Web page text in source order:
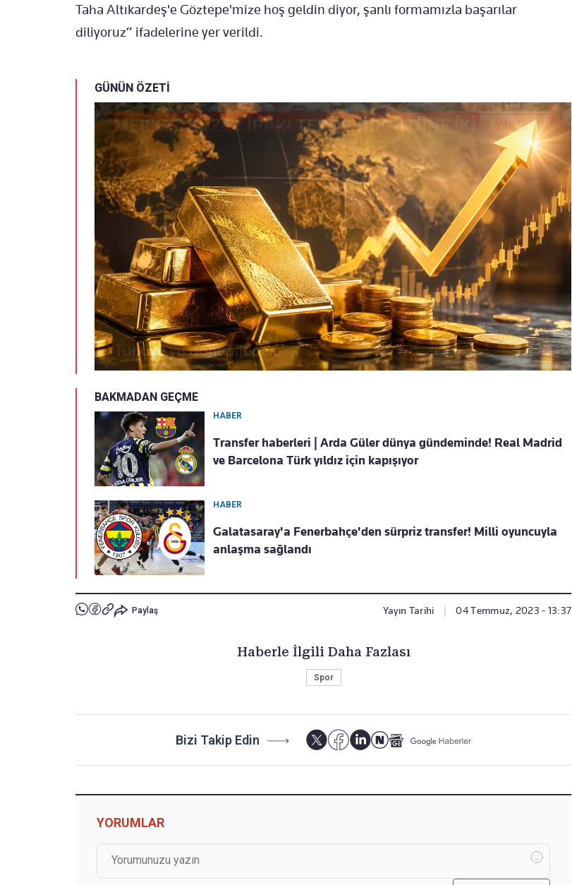
Taha Altıkardeş'e Göztepe'mize hoş geldin diyor, şanlı formamızla başarılar
diliyoruz” ifadelerine yer verildi.
GÜNÜN ÖZETİ
BAKMADAN GEÇME
HABER
Transfer haberleri | Arda Güler dünya gündeminde! Real Madrid
ve Barcelona Türk yıldız için kapışıyor
HABER
Galatasaray'a Fenerbahçe'den sürpriz transfer! Milli oyuncuyla
anlaşma sağlandı
Paylaş Yayın Tarihi 04 Temmuz, 2023 - 13:37
Haberle İlgili Daha Fazlası
Spor
Bizi Takip Edin
YORUMLAR